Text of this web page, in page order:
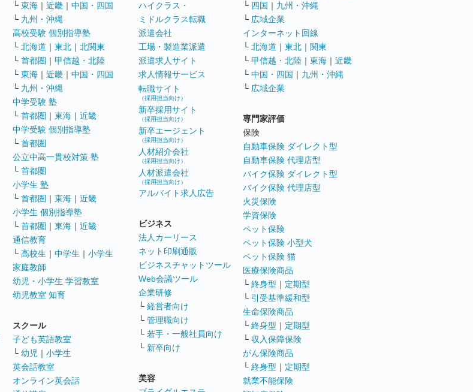
└ 東海 ｜ 近畿 ｜ 中国・四国
└ 九州・沖縄
高校受験 個別指導塾
└ 北海道 ｜ 東北 ｜ 北関東
└ 首都圏 ｜ 甲信越・北陸
└ 東海 ｜ 近畿 ｜ 中国・四国
└ 九州・沖縄
中学受験 塾
└ 首都圏 ｜ 東海 ｜ 近畿
中学受験 個別指導塾
└ 首都圏
公立中高一貫校対策 塾
└ 首都圏
小学生 塾
└ 首都圏 ｜ 東海 ｜ 近畿
小学生 個別指導塾
└ 首都圏 ｜ 東海 ｜ 近畿
通信教育
└ 高校生 ｜ 中学生 ｜ 小学生
家庭教師
幼児・小学生 学習教室
幼児教室 知育
スクール
子ども英語教室
└ 幼児 ｜ 小学生
英会話教室
オンライン英会話
ハイクラス・
ミドルクラス転職
派遣会社
工場・製造業派遣
派遣求人サイト
求人情報サービス
転職サイト
（採用担当向け）
新卒採用サイト
（採用担当向け）
新卒エージェント
（採用担当向け）
人材紹介会社
（採用担当向け）
人材派遣会社
（採用担当向け）
アルバイト求人広告
ビジネス
法人カーリース
ネット印刷通販
ビジネスチャットツール
Web会議ツール
企業研修
└ 経営者向け
└ 管理職向け
└ 若手・一般社員向け
└ 新卒向け
美容
└ 四国 ｜ 九州・沖縄
└ 広域企業
インターネット回線
└ 北海道 ｜ 東北 ｜ 関東
└ 甲信越・北陸 ｜ 東海 ｜ 近畿
└ 中国・四国 ｜ 九州・沖縄
└ 広域企業
専門家評価
保険
自動車保険 ダイレクト型
自動車保険 代理店型
バイク保険 ダイレクト型
バイク保険 代理店型
火災保険
学資保険
ペット保険
ペット保険 小型犬
ペット保険 猫
医療保険商品
└ 終身型 ｜ 定期型
└ 引受基準緩和型
生命保険商品
└ 終身型 ｜ 定期型
└ 収入保障保険
がん保険商品
└ 終身型 ｜ 定期型
就業不能保険